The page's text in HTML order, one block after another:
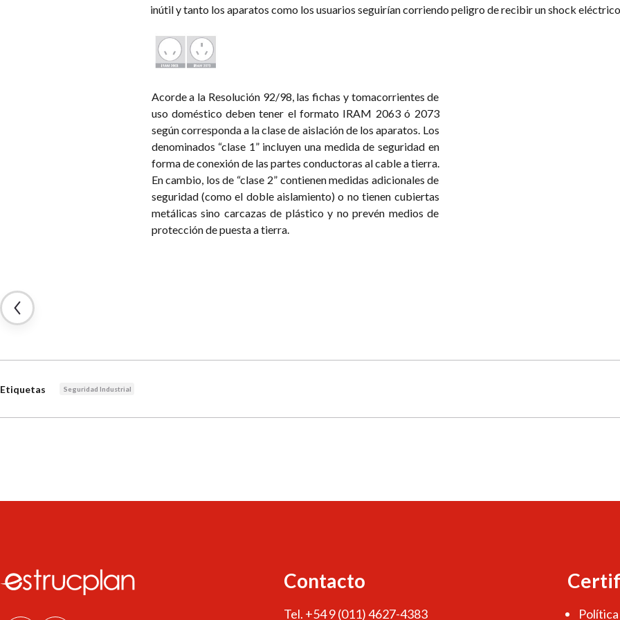
inútil y tanto los aparatos como los usuarios seguirían corriendo peligro de recibir un shock
Acorde a la Resolución 92/98, las fichas y tomacorrientes de
uso doméstico deben tener el formato IRAM 2063 ó 2073
según corresponda a la clase de aislación de los aparatos. Los
denominados “clase 1” incluyen una medida de seguridad en
forma de conexión de las partes conductoras al cable a tierra.
En cambio, los de “clase 2” contienen medidas adicionales de
seguridad (como el doble aislamiento) o no tienen cubiertas
metálicas sino carcazas de plástico y no prevén medios de
protección de puesta a tierra.
Etiquetas Seguridad Industrial
Contacto
Tel. +54 9 (011) 4627-4383